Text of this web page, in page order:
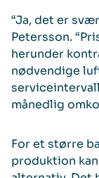
“Ja, det er
Petersson.
herunder
nødvendige
månedlig
For et større
produktion